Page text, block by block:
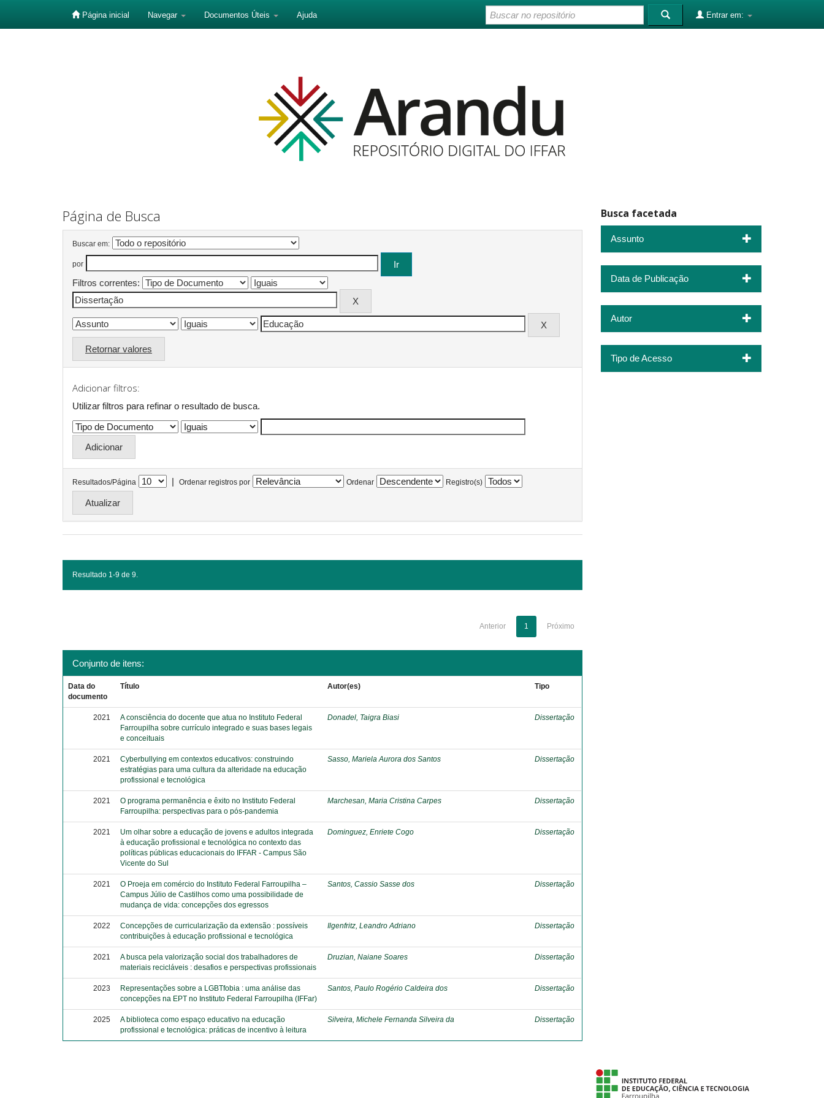
Página inicial Navegar Documentos Úteis Ajuda Entrar em:
Página de Busca
Buscar em:
por
Filtros correntes:
Retornar valores
Adicionar filtros:
Utilizar filtros para refinar o resultado de busca.
Resultados/Página | Ordenar registros por Ordenar Registro(s)
Resultado 1-9 de 9.
Anterior 1 Próximo
Conjunto de itens:
Data do
documento
Título Autor(es) Tipo
2021
A consciência do docente que atua no Instituto Federal
Farroupilha sobre currículo integrado e suas bases legais
e conceituais
Donadel, Taigra Biasi Dissertação
2021
Cyberbullying em contextos educativos: construindo
estratégias para uma cultura da alteridade na educação
profissional e tecnológica
Sasso, Mariela Aurora dos Santos Dissertação
2021
O programa permanência e êxito no Instituto Federal
Farroupilha: perspectivas para o pós-pandemia
Marchesan, Maria Cristina Carpes Dissertação
2021
Um olhar sobre a educação de jovens e adultos integrada
à educação profissional e tecnológica no contexto das
políticas públicas educacionais do IFFAR - Campus São
Vicente do Sul
Dominguez, Enriete Cogo Dissertação
2021
O Proeja em comércio do Instituto Federal Farroupilha –
Campus Júlio de Castilhos como uma possibilidade de
mudança de vida: concepções dos egressos
Santos, Cassio Sasse dos Dissertação
2022
Concepções de curricularização da extensão : possíveis
contribuições à educação profissional e tecnológica
Ilgenfritz, Leandro Adriano Dissertação
2021
A busca pela valorização social dos trabalhadores de
materiais recicláveis : desafios e perspectivas profissionais
Druzian, Naiane Soares Dissertação
2023
Representações sobre a LGBTfobia : uma análise das
concepções na EPT no Instituto Federal Farroupilha (IFFar)
Santos, Paulo Rogério Caldeira dos Dissertação
2025
A biblioteca como espaço educativo na educação
profissional e tecnológica: práticas de incentivo à leitura
Silveira, Michele Fernanda Silveira da Dissertação
Busca facetada
Assunto
Data de Publicação
Autor
Tipo de Acesso